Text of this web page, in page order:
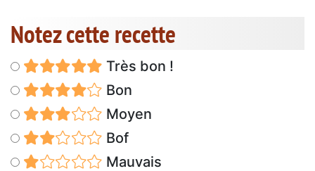
Notez cette recette
Très bon !
Bon
Moyen
Bof
Mauvais